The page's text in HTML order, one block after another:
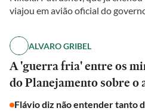
viajou em avião oficial do
ALVARO GRIBEL
A 'guerra fria' entre os
do Planejamento sobre o
Flávio diz não entender tanto